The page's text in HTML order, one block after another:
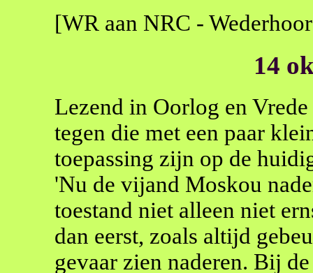
[WR aan NRC -
14
Lezend in Oorlog en
tegen die met een paar
toepassing zijn op de
'Nu de vijand Moskou
toestand niet alleen niet
dan eerst, zoals altijd
gevaar zien naderen. Bij